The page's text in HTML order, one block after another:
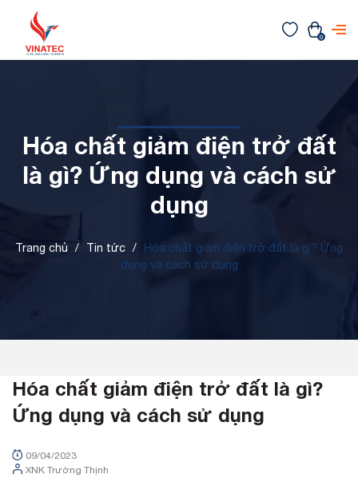
0
Hóa chất giảm điện trở đất
là gì? Ứng dụng và cách sử
dụng
Trang chủ / Tin tức /
Hóa chất giảm điện trở đất là gì? Ứng
dụng và cách sử dụng
Hóa chất giảm điện trở đất là gì?
Ứng dụng và cách sử dụng
09/04/2023
XNK Trường Thịnh